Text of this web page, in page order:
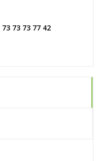
73 73 73 77 42